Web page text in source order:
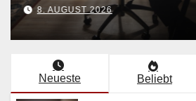
8. AUGUST 2026
Neueste Beliebt